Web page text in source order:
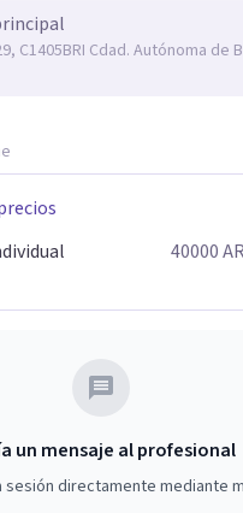
C1405BRI Cdad. Autónoma de
40000
un mensaje al profesional
sesión directamente mediante